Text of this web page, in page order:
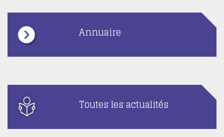
Annuaire
Toutes les actualités